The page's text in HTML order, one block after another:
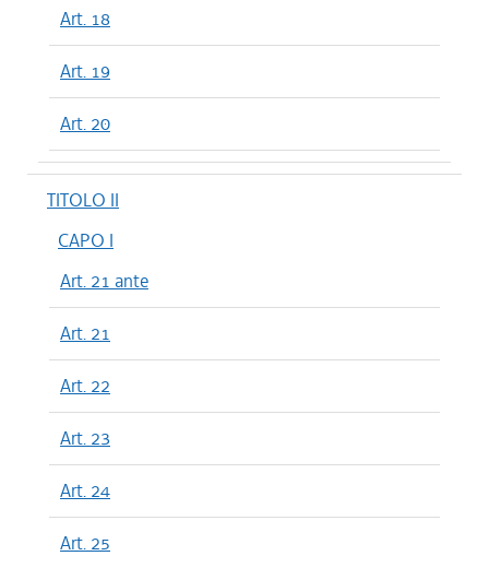
Art. 18
Art. 19
Art. 20
TITOLO II
CAPO I
Art. 21 ante
Art. 21
Art. 22
Art. 23
Art. 24
Art. 25